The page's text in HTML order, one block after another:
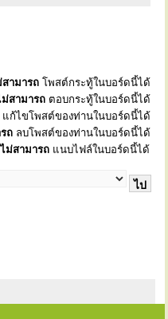
สามารถ โพสต์กระทู้ในบอร์ดนี้ได้
ม่สามารถ ตอบกระทู้ในบอร์ดนี้ได้
แก้ไขโพสต์ของท่านในบอร์ดนี้ได้
ถ ลบโพสต์ของท่านในบอร์ดนี้ได้
ไม่สามารถ แนบไฟล์ในบอร์ดนี้ได้